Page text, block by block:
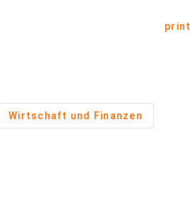
print
Wirtschaft und Finanzen